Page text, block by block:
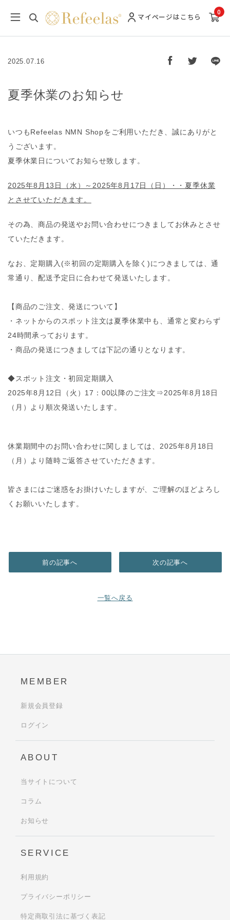
マイページはこちら
0
2025.07.16
夏季休業のお知らせ
いつもRefeelas NMN Shopをご利用いただき、誠にありがと
うございます。
夏季休業日についてお知らせ致します。
2025年8月13日（水）～2025年8月17日（日）・・夏季休業
とさせていただきます。
その為、商品の発送やお問い合わせにつきましてお休みとさせ
ていただきます。
なお、定期購入(※初回の定期購入を除く)につきましては、通
常通り、配送予定日に合わせて発送いたします。
【商品のご注文、発送について】
・ネットからのスポット注文は夏季休業中も、通常と変わらず
24時間承っております。
・商品の発送につきましては下記の通りとなります。
◆スポット注文・初回定期購入
2025年8月12日（火）17：00以降のご注文⇒2025年8月18日
（月）より順次発送いたします。
休業期間中のお問い合わせに関しましては、2025年8月18日
（月）より随時ご返答させていただきます。
皆さまにはご迷惑をお掛けいたしますが、ご理解のほどよろし
くお願いいたします。
前の記事へ
一覧へ戻る
次の記事へ
MEMBER
新規会員登録
ログイン
ABOUT
当サイトについて
コラム
お知らせ
SERVICE
利用規約
プライバシーポリシー
特定商取引法に基づく表記